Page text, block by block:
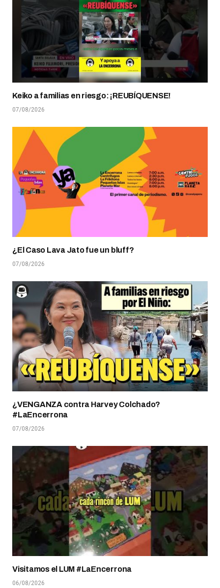
Keiko a familias en riesgo: ¡REUBÍQUENSE!
07/08/2026
¿El Caso Lava Jato fue un bluff?
07/08/2026
¿VENGANZA contra Harvey Colchado?
#LaEncerrona
07/08/2026
Visitamos el LUM #LaEncerrona
06/08/2026